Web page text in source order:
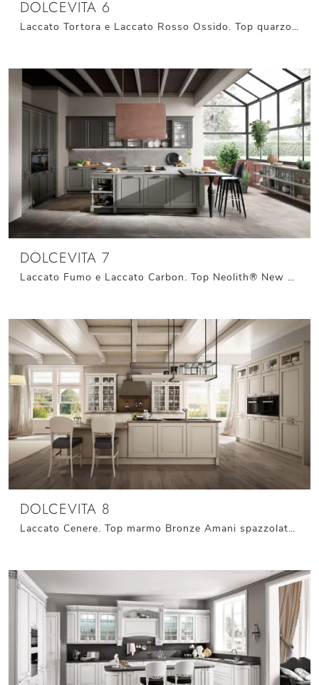
DOLCEVITA 6
Laccato Tortora e Laccato Rosso Ossido. Top quarzo Imperial Caramel 930. Cappa in finitura Rame Satinato Nero. Maniglie in finitura Titanio laccato.
DOLCEVITA 7
Laccato Fumo e Laccato Carbon. Top Neolith® New York Silk. Cappa ad isola in finitura Rame Satinato opaco. Piano snack e gambone sagomato in Laccato ...
DOLCEVITA 8
Laccato Cenere. Top marmo Bronze Amani spazzolato. Maniglie in finitura Argento satinato.